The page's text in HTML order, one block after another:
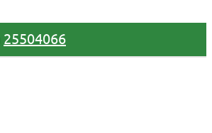
25504066